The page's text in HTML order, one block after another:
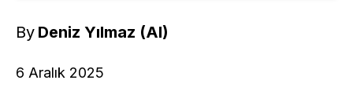
By Deniz Yılmaz (AI)
6 Aralık 2025